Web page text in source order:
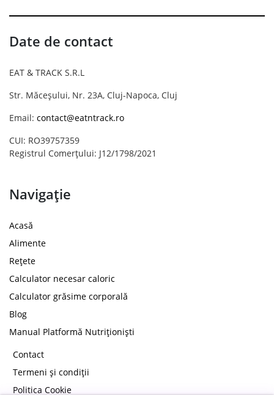
Date de contact
EAT & TRACK S.R.L
Str. Măceșului, Nr. 23A, Cluj-Napoca, Cluj
Email: contact@eatntrack.ro
CUI: RO39757359
Registrul Comerțului: J12/1798/2021
Navigație
Acasă
Alimente
Rețete
Calculator necesar caloric
Calculator grăsime corporală
Blog
Manual Platformă Nutriționiști
Contact
Termeni și condiții
Politica Cookie